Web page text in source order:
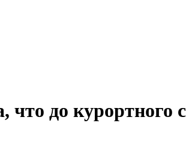
до курортного